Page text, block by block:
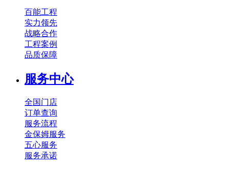
百能工程
实力领先
战略合作
工程案例
品质保障
服务中心
全国门店
订单查询
服务流程
金保姆服务
五心服务
服务承诺